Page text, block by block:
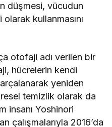
düşmesi, vücudun
kullanmasını
otofaji adı verilen bir
hücrelerin kendi
yeniden
temizlik olarak da
insanı Yoshinori
çalışmalarıyla 2016’da